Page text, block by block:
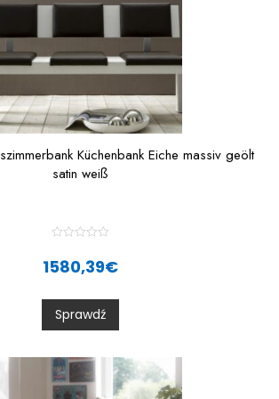
Küchenbank Eiche massiv geölt
satin weiß
t
0
o
u
t
5
1580,39€
Sprawdź